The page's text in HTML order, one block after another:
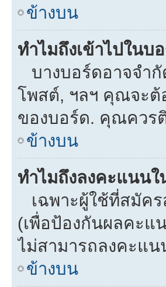
ข้างบน
ทำไมถึงเข้าไปในบ
บางบอร์ดอาจจำกั
โพสต์, ฯลฯ คุณจะต้
ของบอร์ด. คุณควร
ข้างบน
ทำไมถึงลงคะแนน
เฉพาะผู้ใช้ที่สมัค
(เพื่อป้องกันผลคะแ
ไม่สามารถลงคะแ
ข้างบน